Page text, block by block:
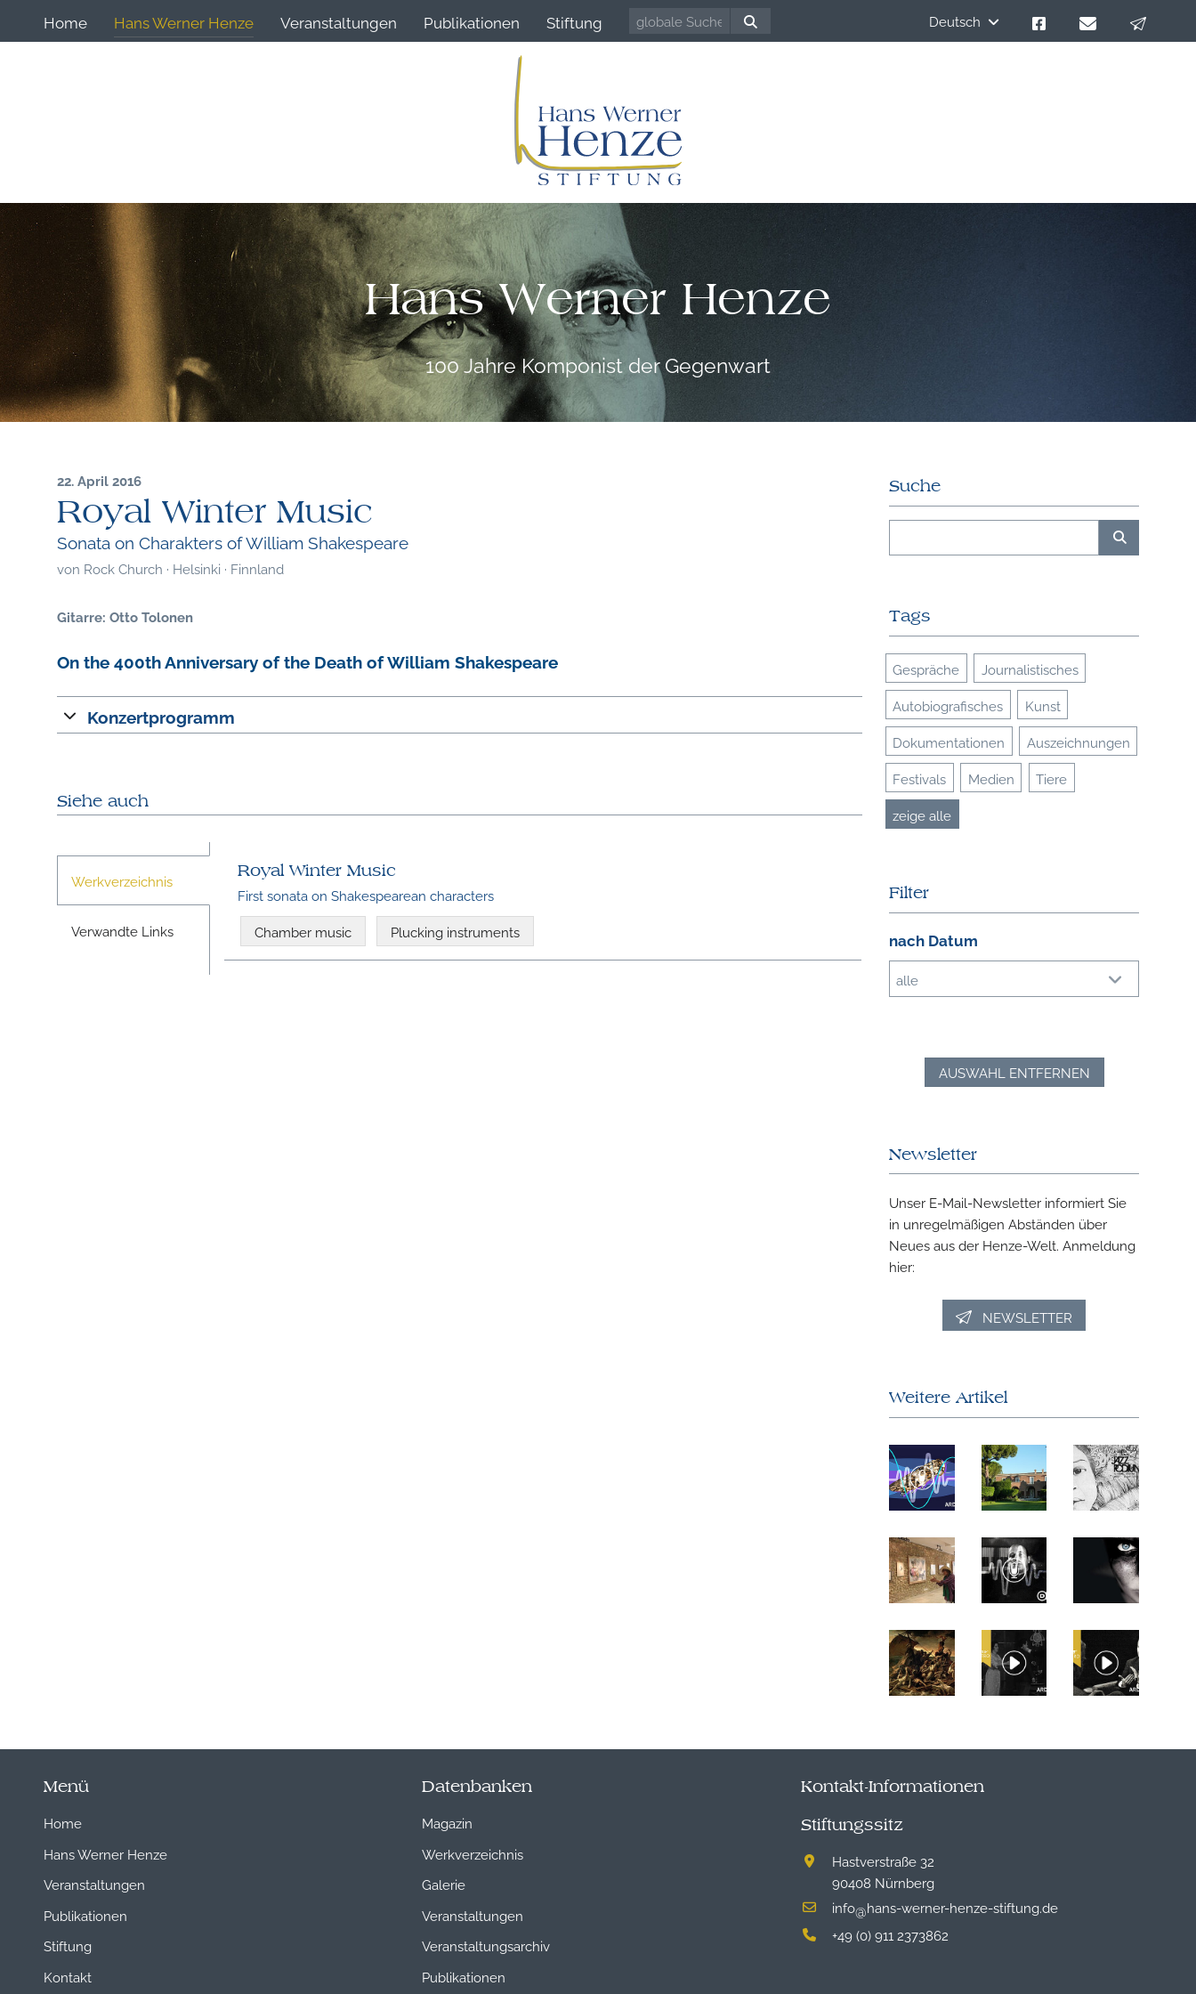
Home Hans Werner Henze Veranstaltungen Publikationen Stiftung Deutsch
Hans Werner Henze
100 Jahre Komponist der Gegenwart
22. April 2016
Royal Winter Music
Sonata on Charakters of William Shakespeare
von Rock Church · Helsinki · Finnland
Gitarre: Otto Tolonen
On the 400th Anniversary of the Death of William Shakespeare
Konzertprogramm
Siehe auch
Werkverzeichnis
Verwandte Links
Royal Winter Music
First sonata on Shakespearean characters
Chamber music Plucking instruments
Suche
Tags
Gespräche Journalistisches
Autobiografisches Kunst
Dokumentationen Auszeichnungen
Festivals Medien Tiere
zeige alle
Filter
nach Datum
alle
AUSWAHL ENTFERNEN
Newsletter
Unser E-Mail-Newsletter informiert Sie
in unregelmäßigen Abständen über
Neues aus der Henze-Welt. Anmeldung
hier:
NEWSLETTER
Weitere Artikel
Menü
Home
Hans Werner Henze
Veranstaltungen
Publikationen
Stiftung
Kontakt
Datenbanken
Magazin
Werkverzeichnis
Galerie
Veranstaltungen
Veranstaltungsarchiv
Publikationen
Kontakt-Informationen
Stiftungssitz
Hastverstraße 32
90408 Nürnberg
info@hans-werner-henze-stiftung.de
+49 (0) 911 2373862